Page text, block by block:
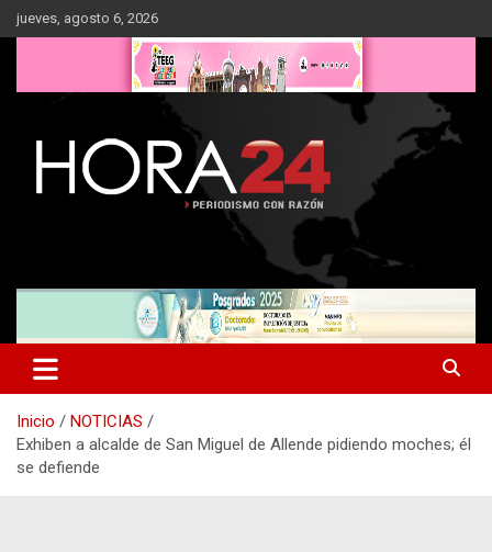
Saltar
al
jueves, agosto 6, 2026
Inicio
NOTICIAS
Exhiben a alcalde de San Miguel de Allende pidiendo moches; él
se defiende